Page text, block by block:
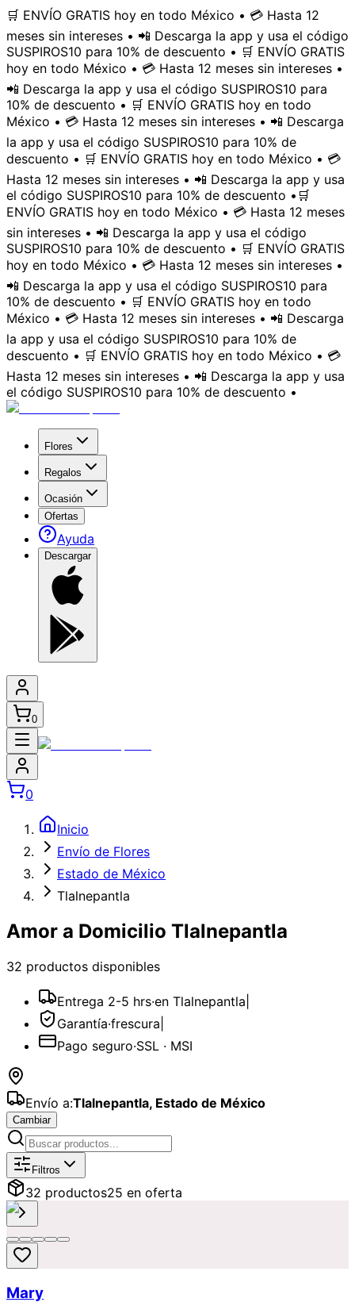
🛒 ENVÍO GRATIS hoy en todo México • 💳 Hasta 12
meses sin intereses • 📲 Descarga la app y usa el código
SUSPIROS10 para 10% de descuento • 🛒 ENVÍO GRATIS
hoy en todo México • 💳 Hasta 12 meses sin intereses •
📲 Descarga la app y usa el código SUSPIROS10 para
10% de descuento • 🛒 ENVÍO GRATIS hoy en todo
México • 💳 Hasta 12 meses sin intereses • 📲 Descarga
la app y usa el código SUSPIROS10 para 10% de
descuento • 🛒 ENVÍO GRATIS hoy en todo México • 💳
Hasta 12 meses sin intereses • 📲 Descarga la app y usa
el código SUSPIROS10 para 10% de descuento • 🛒
ENVÍO GRATIS hoy en todo México • 💳 Hasta 12 meses
sin intereses • 📲 Descarga la app y usa el código
SUSPIROS10 para 10% de descuento • 🛒 ENVÍO GRATIS
hoy en todo México • 💳 Hasta 12 meses sin intereses •
📲 Descarga la app y usa el código SUSPIROS10 para
10% de descuento • 🛒 ENVÍO GRATIS hoy en todo
México • 💳 Hasta 12 meses sin intereses • 📲 Descarga
la app y usa el código SUSPIROS10 para 10% de
descuento • 🛒 ENVÍO GRATIS hoy en todo México • 💳
Hasta 12 meses sin intereses • 📲 Descarga la app y usa
el código SUSPIROS10 para 10% de descuento •
Flores
Regalos
Ocasión
Ofertas
Ayuda
Descargar
0
0
Inicio
Envío de Flores
Estado de México
Tlalnepantla
Amor a Domicilio Tlalnepantla
32 productos disponibles
Entrega 2-5 hrs·en Tlalnepantla
Garantía·frescura
Pago seguro·SSL · MSI
Envío a:Tlalnepantla, Estado de México
Cambiar
Catálogo deAmor
Filtros
32 productos25 en oferta
Mary